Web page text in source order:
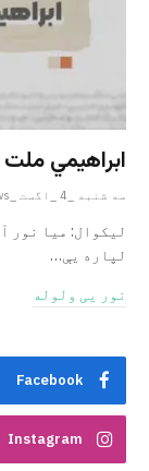
ابراهيمي ملت
سه شنبه _4 _اگست _2026AH 4-8-2026AD
لپاره یې…
نور یی ولوله
Facebook
Instagram